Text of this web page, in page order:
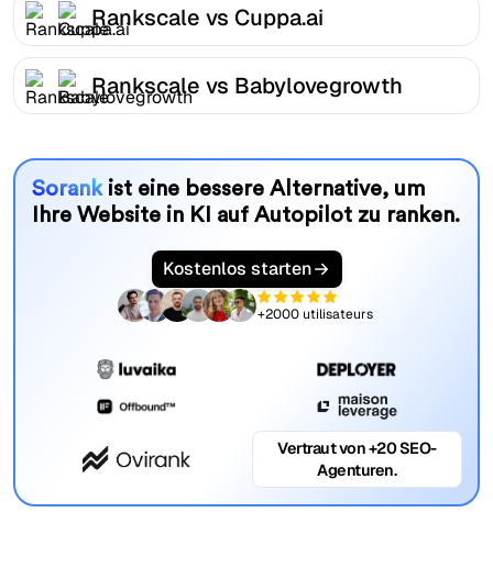
Rankscale vs Cuppa.ai
Rankscale vs Babylovegrowth
Sorankist eine bessere Alternative, um
Ihre Website in KI auf Autopilot zu ranken.
Kostenlos starten
+2000 utilisateurs
Vertraut von +20 SEO-
Agenturen.